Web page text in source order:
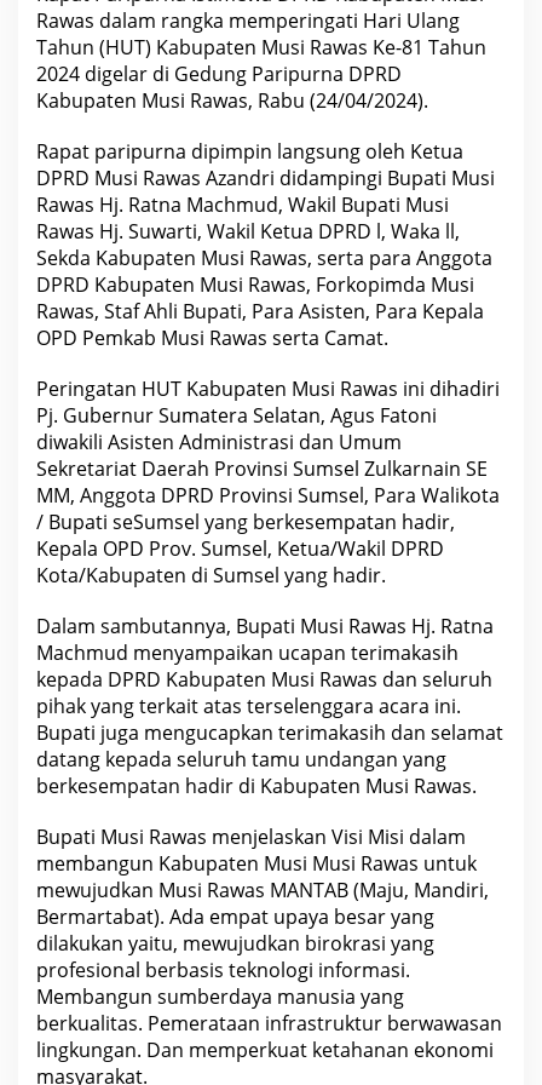
a
H
U
T
K
a
p
a
t
e
n
M
u
s
i
R
a
s
K
e
8
1
Rawas dalam rangka memperingati Hari Ulang
Tahun (HUT) Kabupaten Musi Rawas Ke-81 Tahun
2024 digelar di Gedung Paripurna DPRD
Kabupaten Musi Rawas, Rabu (24/04/2024).
Rapat paripurna dipimpin langsung oleh Ketua
DPRD Musi Rawas Azandri didampingi Bupati Musi
Rawas Hj. Ratna Machmud, Wakil Bupati Musi
Rawas Hj. Suwarti, Wakil Ketua DPRD l, Waka ll,
Sekda Kabupaten Musi Rawas, serta para Anggota
DPRD Kabupaten Musi Rawas, Forkopimda Musi
Rawas, Staf Ahli Bupati, Para Asisten, Para Kepala
OPD Pemkab Musi Rawas serta Camat.
Peringatan HUT Kabupaten Musi Rawas ini dihadiri
Pj. Gubernur Sumatera Selatan, Agus Fatoni
diwakili Asisten Administrasi dan Umum
Sekretariat Daerah Provinsi Sumsel Zulkarnain SE
MM, Anggota DPRD Provinsi Sumsel, Para Walikota
/ Bupati seSumsel yang berkesempatan hadir,
Kepala OPD Prov. Sumsel, Ketua/Wakil DPRD
Kota/Kabupaten di Sumsel yang hadir.
Dalam sambutannya, Bupati Musi Rawas Hj. Ratna
Machmud menyampaikan ucapan terimakasih
kepada DPRD Kabupaten Musi Rawas dan seluruh
pihak yang terkait atas terselenggara acara ini.
Bupati juga mengucapkan terimakasih dan selamat
datang kepada seluruh tamu undangan yang
berkesempatan hadir di Kabupaten Musi Rawas.
Bupati Musi Rawas menjelaskan Visi Misi dalam
membangun Kabupaten Musi Musi Rawas untuk
mewujudkan Musi Rawas MANTAB (Maju, Mandiri,
Bermartabat). Ada empat upaya besar yang
dilakukan yaitu, mewujudkan birokrasi yang
profesional berbasis teknologi informasi.
Membangun sumberdaya manusia yang
berkualitas. Pemerataan infrastruktur berwawasan
lingkungan. Dan memperkuat ketahanan ekonomi
masyarakat.